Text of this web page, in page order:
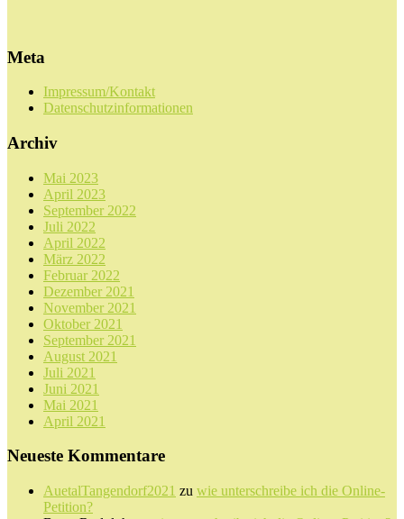
Meta
Impressum/Kontakt
Datenschutzinformationen
Archiv
Mai 2023
April 2023
September 2022
Juli 2022
April 2022
März 2022
Februar 2022
Dezember 2021
November 2021
Oktober 2021
September 2021
August 2021
Juli 2021
Juni 2021
Mai 2021
April 2021
Neueste Kommentare
AuetalTangendorf2021 zu wie unterschreibe ich die Online-
Petition?